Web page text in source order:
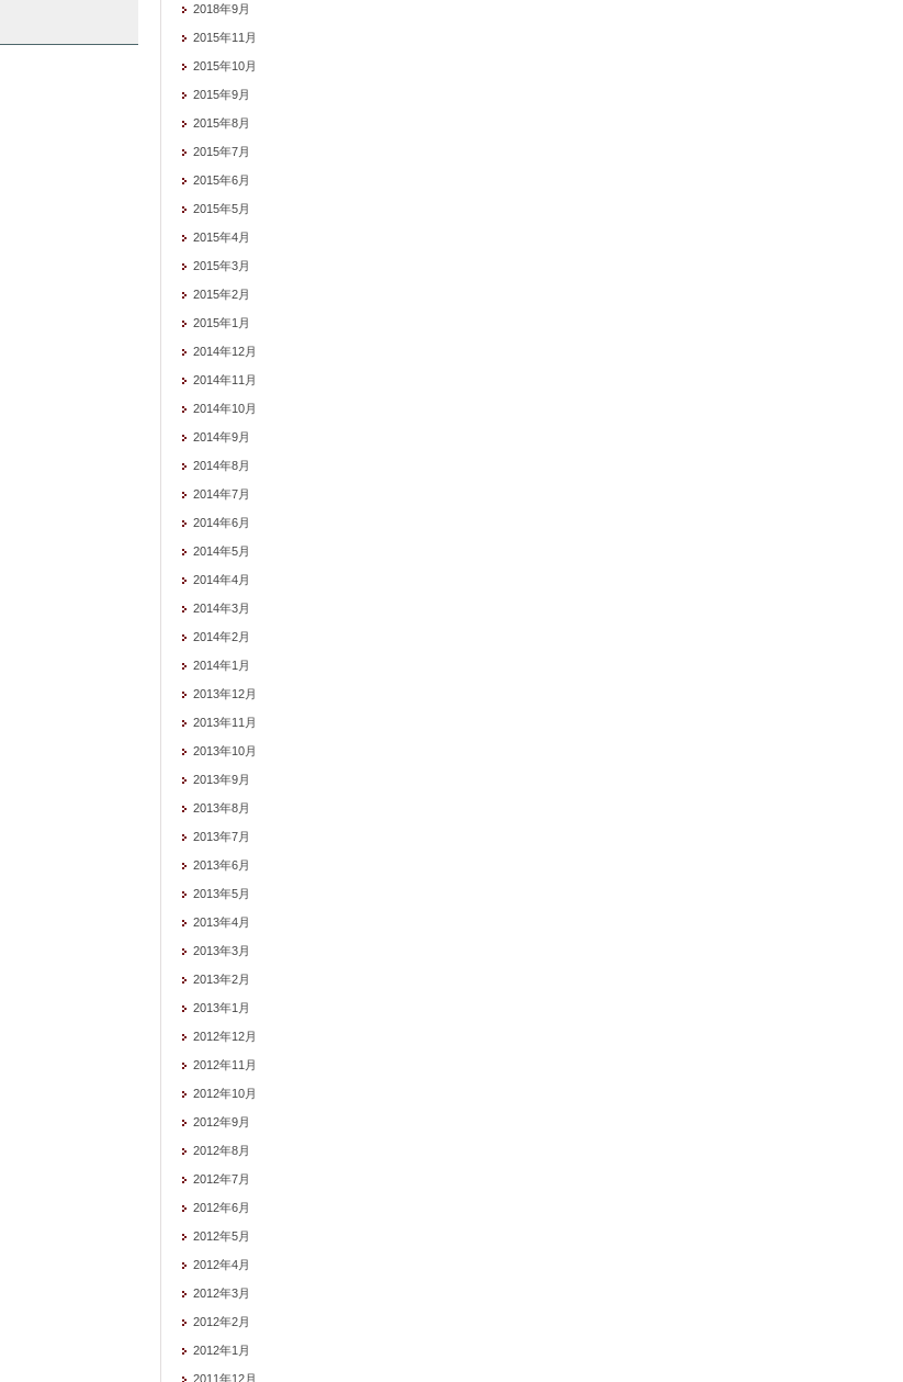
2018年9月
2015年11月
2015年10月
2015年9月
2015年8月
2015年7月
2015年6月
2015年5月
2015年4月
2015年3月
2015年2月
2015年1月
2014年12月
2014年11月
2014年10月
2014年9月
2014年8月
2014年7月
2014年6月
2014年5月
2014年4月
2014年3月
2014年2月
2014年1月
2013年12月
2013年11月
2013年10月
2013年9月
2013年8月
2013年7月
2013年6月
2013年5月
2013年4月
2013年3月
2013年2月
2013年1月
2012年12月
2012年11月
2012年10月
2012年9月
2012年8月
2012年7月
2012年6月
2012年5月
2012年4月
2012年3月
2012年2月
2012年1月
2011年12月